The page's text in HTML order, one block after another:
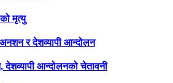
मृत्यु
र देशव्यापी आन्दोलन
देशव्यापी आन्दोलनको चेतावनी